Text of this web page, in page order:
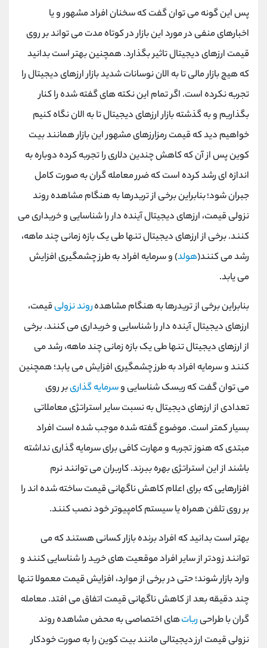
پس این گونه می توان گفت که سخنان افراد مشهور و یا
اخبارهای منفی در مورد این بازار در کوتاه مدت می تواند بر روی
قیمت ارزهای دیجیتال تاثیر بگذارد. همچنین بهتر است بدانید
که هیچ بازار مالی تا به الان نوسانات شدید بازار ارزهای دیجیتال را
تجربه نکرده است. اگر تمام این نکته های گفته شده را کنار
بگذاریم و به گذشته بازار ارزهای دیجیتال تا به الان نگاه کنیم
خواهیم دید که قیمت رمزارزهای مشهور این بازار همانند بیت
کوین پس از آن که کاهش چندین دلاری را تجربه کرده دوباره به
اندازه ای رشد کرده است که ضرر معامله گران به صورت کامل
جبران شود؛ بنابراین برخی از تریدرها به هنگام مشاهده‌ روند
نزولی قیمت، ارزهای دیجیتال آینده ‌دار را شناسایی و خریداری می
‌کنند. برخی از ارزهای دیجیتال تنها طی یک بازه زمانی چند ماهه،
رشد می ‌کنند(هولد) و سرمایه‌ افراد به طرز چشمگیری افزایش
می ‌یابد.
بنابراین برخی از تریدرها به هنگام مشاهده‌روند نزولیقیمت،
ارزهای دیجیتال آینده ‌دار را شناسایی و خریداری می ‌کنند. برخی
از ارزهای دیجیتال تنها طی یک بازه زمانی چند ماهه، رشد می
‌کنند و سرمایه‌ افراد به طرز چشمگیری افزایش می ‌یابد؛ همچنین
می توان گفت که ریسک شناسایی وسرمایه گذاریبر روی
تعدادی از ارزهای دیجیتال به نسبت سایر استراتژی معاملاتی
بسیار کمتر است. موضوع گفته شده موجب شده است افراد
مبتدی که هنوز تجربه و مهارت کافی برای سرمایه گذاری نداشته
باشند از این استراتژی بهره ببرند. کاربران می توانند نرم
افزارهایی که برای اعلام کاهش ناگهانی قیمت ساخته شده اند را
بر روی تلفن همراه یا سیستم کامپیوتر خود نصب کنند.
بهتر است بدانید که افراد برنده بازار کسانی هستند که می
توانند زودتر از سایر افراد موقعیت های خرید را شناسایی کنند و
وارد بازار شوند؛ حتی در برخی از موارد، افزایش قیمت معمولا تنها
چند دقیقه بعد از کاهش ناگهانی قیمت اتفاق می ‌افتد. معامله‌
گران با طراحیربات‌های اختصاصی به محض مشاهده‌ روند
نزولی قیمت ارز‌ دیجیتالی مانند بیت کوین را به صورت خودکار